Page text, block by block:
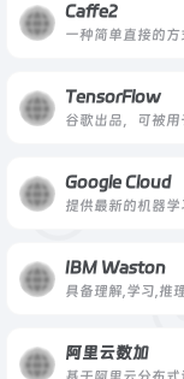
Caffe2
一种简单直接的
TensorFlow
Google Cloud
IBM Waston
阿里云数加